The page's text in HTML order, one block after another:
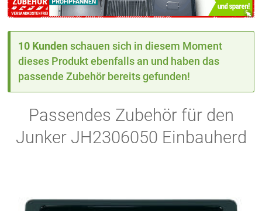
10 Kunden schauen sich in diesem Moment
dieses Produkt ebenfalls an und haben das
passende Zubehör bereits gefunden!
Passendes Zubehör für den
Junker JH2306050 Einbauherd